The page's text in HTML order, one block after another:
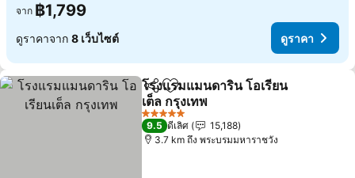
จาก ฿1,799
ดูราคาจาก 8 เว็บไซต์ ดูราคา
แชร์ เพิ่มในรายการโปรด
โรงแรมแมนดาริน โอเรียน
เต็ล กรุงเทพ
5 ดาว
9.5 ดีเลิศ
15,188
3.7 km ถึง พระบรมมหาราชวัง